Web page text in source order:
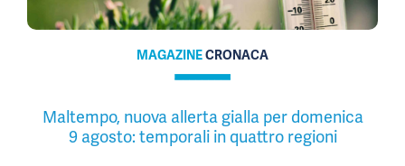
MAGAZINECRONACA
Maltempo, nuova allerta gialla per domenica
9 agosto: temporali in quattro regioni